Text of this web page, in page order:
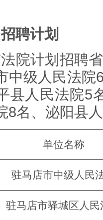
聘计划
院计划招聘
中级人民法院
县 人民法院5
8名、 泌阳县
单位名称
驻马店市中级人民
驻马店市驿城区人